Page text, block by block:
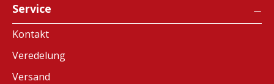
Service
Kontakt
Veredelung
Versand